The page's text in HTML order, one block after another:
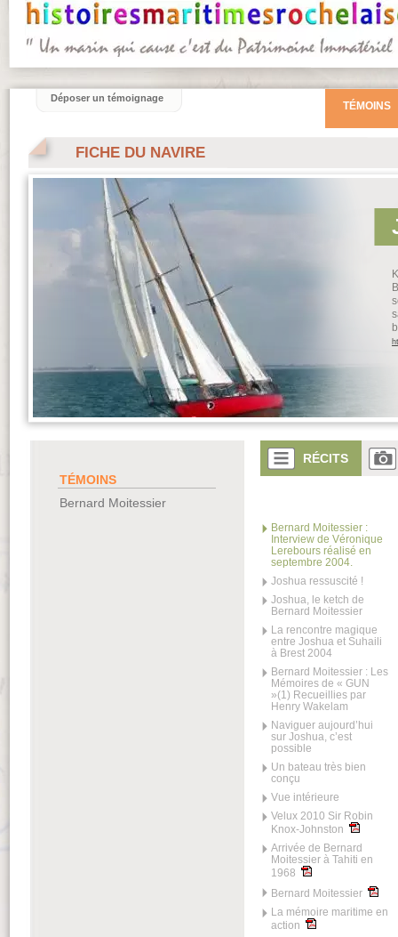
FICHE DU NAVIRE
TÉMOINS
Bernard Moitessier
RÉCITS
Bernard Moitessier :
Interview de Véronique
Lerebours réalisé en
septembre 2004.
Joshua ressuscité !
Joshua, le ketch de
Bernard Moitessier
La rencontre magique
entre Joshua et Suhaili
à Brest 2004
Bernard Moitessier : Les
Mémoires de « GUN
»(1) Recueillies par
Henry Wakelam
Naviguer aujourd’hui
sur Joshua, c’est
possible
Un bateau très bien
conçu
Vue intérieure
Velux 2010 Sir Robin
Knox-Johnston
Arrivée de Bernard
Moitessier à Tahiti en
1968
Bernard Moitessier
La mémoire maritime en
action
TÉMOINS
Déposer un témoignage